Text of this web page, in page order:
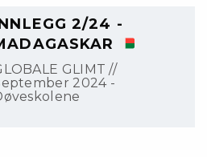
2/24 -
GLIMT //
2024 -